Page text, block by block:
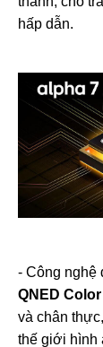
hấp dẫn.
- Công nghệ
QNED Color
và chân
thế giới hình